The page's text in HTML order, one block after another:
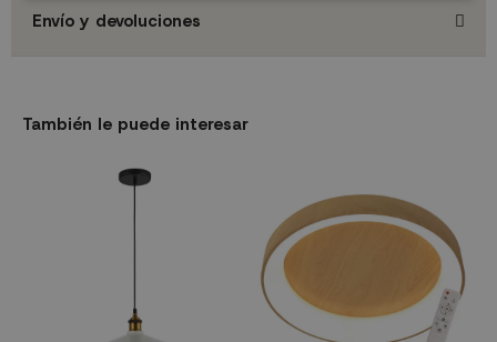
Envío y devoluciones
También le puede interesar